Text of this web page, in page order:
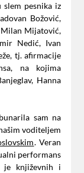
pesnika iz
Božović,
Milan Mijatović,
Nedić, Ivan
tj. afirmacije
na kojima
Hanna
sam na
voditeljem
. Veran
performans
je književnih i